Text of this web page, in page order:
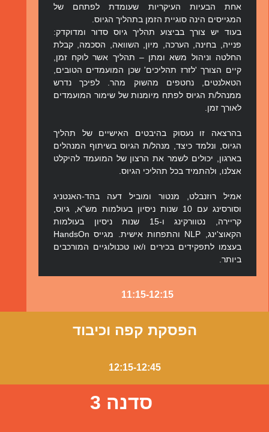
אחת הבעיות העיקריות שעומדת לפתחם של
המגייסים הינה סוגיית הזמן בתהליך הגיוס.
בעוד יש צורך בביצוע תהליך גיוס סדור ומדוקדק:
פנייה, בחינה, הערכה, מיון, השוואה, הסכמה, קבלת
החלטה וניהול משא ומתן – תהליך אשר לוקח זמן,
קיים הצורך 'לזרז תהליכים' שכן המועמדים הטובים,
הטאלנטים, נחטפים מהשוק מהר. לפיכך נדרש
ממנהל/ת הגיוס לפתח מיומנות של שימור המועמדים
לאורך זמן.
בהרצאה זו נעסוק בהיבטים האישיים של תהליך
הגיוס, ונלמד כיצד, מנהל/ת הגיוס בשיתוף המנהלים
בארגון, יכולים לשמר את הרצון של המועמד להיקלט
אצלנו, ולהתמיד בכל תהליכי הגיוס.
אמיל רוזנבלט, מנטור ומוביל דעה בהד-האנטניג
וסורסינג עם 10 שנות ניסיון בעולמות מש"א, גיוס,
קריירה, נטוורקינג ו-15 שנות ניסיון בעולמות
הקאוצ'ינג, NLP והתפחות אישית. מגייס HandsOn
בעצמו לתפקידים בכירים ו/או טכנולוגיים המורכבים
ביותר.
11:15-12:15
הפסקת קפה וכיבוד
12:15-12:45
סדנה 3